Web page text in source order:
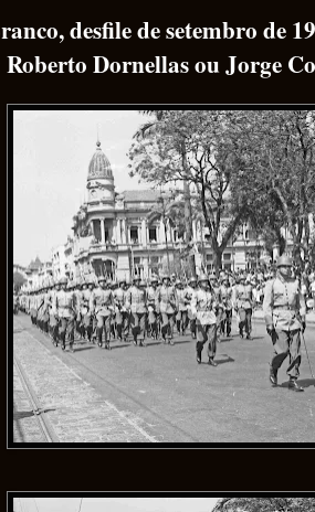
desfile de setembro de
Dornellas ou Jorge